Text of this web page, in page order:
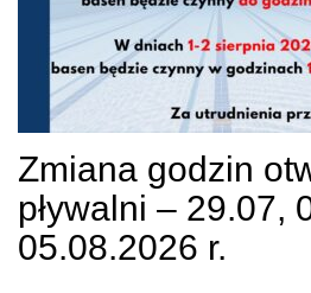
Zmiana godzin
pływalni – 29.07,
05.08.2026 r.